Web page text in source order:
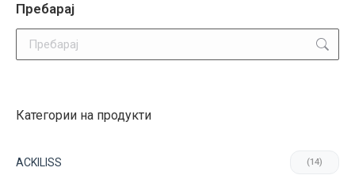
chosen
Пребарај
Категории на продукти
ACKILISS (14)